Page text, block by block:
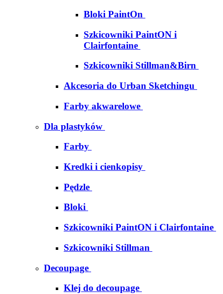
Bloki PaintOn
Szkicowniki PaintON i
Clairfontaine
Szkicowniki Stillman&Birn
Akcesoria do Urban Sketchingu
Farby akwarelowe
Dla plastyków
Farby
Kredki i cienkopisy
Pędzle
Bloki
Szkicowniki PaintON i Clairfontaine
Szkicowniki Stillman
Decoupage
Klej do decoupage